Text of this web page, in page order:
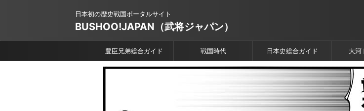
日本初の歴史戦国ポータルサイト
BUSHOO!JAPAN（武将ジャパン）
豊臣兄弟総合ガイド 戦国時代 日本史総合ガイド 大河